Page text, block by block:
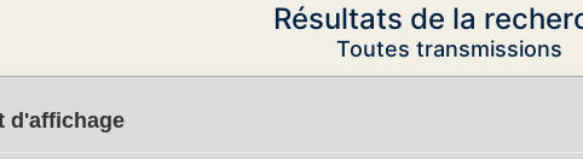
Résultats de la
Toutes transmissions
d'affichage